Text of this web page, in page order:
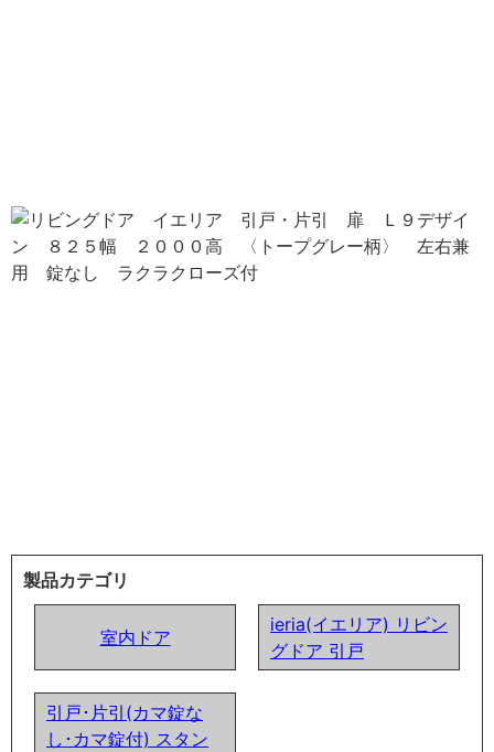
製品カテゴリ
室内ドア
ieria(イエリア) リビン
グドア 引戸
引戸･片引(カマ錠な
し･カマ錠付) スタン